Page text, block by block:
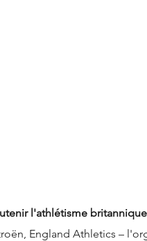
l'athlétisme
England Athletics –